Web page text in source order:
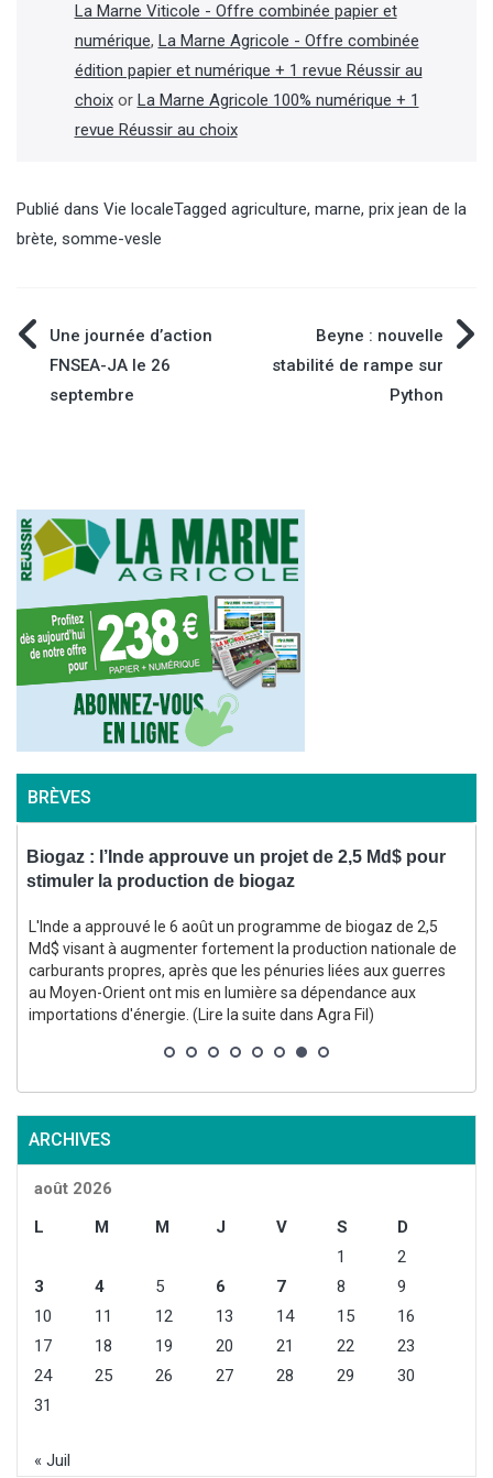
La Marne Viticole - Offre combinée papier et
numérique, La Marne Agricole - Offre combinée
édition papier et numérique + 1 revue Réussir au
choixor La Marne Agricole 100% numérique + 1
revue Réussir au choix
Publié dans Vie localeTagged agriculture, marne, prix jean de la
brète, somme-vesle
Navigation
de
Une journée d’action
FNSEA-JA le 26
septembre
Beyne : nouvelle
stabilité de rampe sur
Python
BRÈVES
Biogaz : l’Inde approuve un projet de 2,5 Md$ pour
stimuler la production de biogaz
L'Inde a approuvé le 6 août un programme de biogaz de 2,5
Md$ visant à augmenter fortement la production nationale de
carburants propres, après que les pénuries liées aux guerres
au Moyen-Orient ont mis en lumière sa dépendance aux
importations d'énergie. (Lire la suite dans Agra Fil)
ARCHIVES
août 2026
L
M M J V S
D
1
2
3
4 5 6 7 8
9
10
11 12 13 14 15
16
17
18 19 20 21 22
23
24
25 26 27 28 29
30
31
« Juil